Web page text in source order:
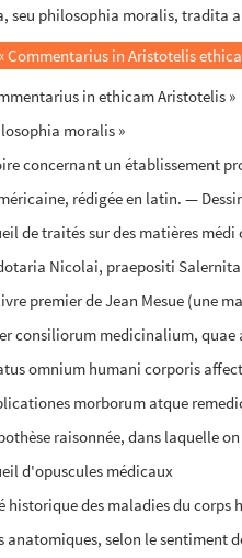
seu philosophia moralis, tradita
Commentarius in Aristotelis
in ethicam Aristotelis »
moralis »
concernant un établissement
rédigée en latin. —
de traités sur des matières médi
Nicolai, praepositi
premier de Jean Mesue (une
consiliorum medicinalium,
omnium humani corporis
morborum atque
raisonnée, dans laquelle
d'opuscules médicaux
historique des maladies du
anatomiques, selon le sentiment